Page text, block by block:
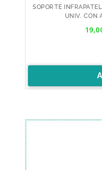
SOPORTE
UNIV. CON